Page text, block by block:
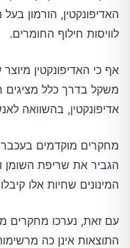
האדיפונקטין, הורמון
לוויסות חילוף החומרים.
אף כי האדיפונקטין
משקל בדרך כלל מציגים
אדיפונקטין, בהשוואה
מחקרים מוקדמים
הגביר את שריפת השומן
המינונים שחיות אלו
עם זאת, נערכו מחקרים
התוצאות אינן כה